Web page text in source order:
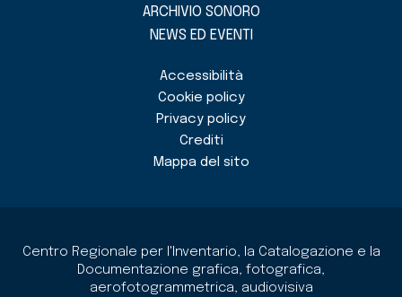
ARCHIVIO SONORO
NEWS ED EVENTI
Accessibilità
Cookie policy
Privacy policy
Crediti
Mappa del sito
Centro Regionale per l'Inventario, la Catalogazione e la
Documentazione grafica, fotografica,
aerofotogrammetrica, audiovisiva